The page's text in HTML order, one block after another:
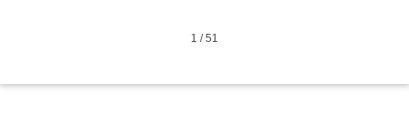
1 /51